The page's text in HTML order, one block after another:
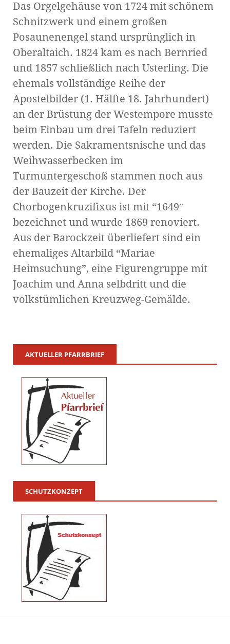
Das Orgelgehäuse von 1724 mit schönem
Schnitzwerk und einem großen
Posaunenengel stand ursprünglich in
Oberaltaich. 1824 kam es nach Bernried
und 1857 schließlich nach Usterling. Die
ehemals vollständige Reihe der
Apostelbilder (1. Hälfte 18. Jahrhundert)
an der Brüstung der Westempore musste
beim Einbau um drei Tafeln reduziert
werden. Die Sakramentsnische und das
Weihwasserbecken im
Turmuntergeschoß stammen noch aus
der Bauzeit der Kirche. Der
Chorbogenkruzifixus ist mit “1649″
bezeichnet und wurde 1869 renoviert.
Aus der Barockzeit überliefert sind ein
ehemaliges Altarbild “Mariae
Heimsuchung”, eine Figurengruppe mit
Joachim und Anna selbdritt und die
volkstümlichen Kreuzweg-Gemälde.
AKTUELLER PFARRBRIEF
SCHUTZKONZEPT